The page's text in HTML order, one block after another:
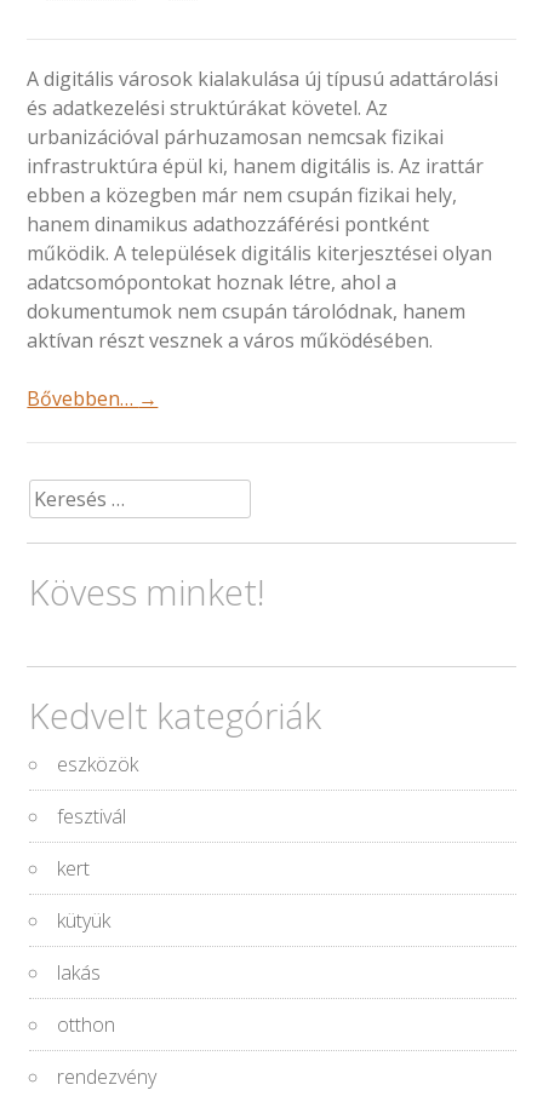
A digitális városok kialakulása új típusú adattárolási
és adatkezelési struktúrákat követel. Az
urbanizációval párhuzamosan nemcsak fizikai
infrastruktúra épül ki, hanem digitális is. Az irattár
ebben a közegben már nem csupán fizikai hely,
hanem dinamikus adathozzáférési pontként
működik. A települések digitális kiterjesztései olyan
adatcsomópontokat hoznak létre, ahol a
dokumentumok nem csupán tárolódnak, hanem
aktívan részt vesznek a város működésében.
Bővebben… →
Keresés:
Kövess minket!
Kedvelt kategóriák
eszközök
fesztivál
kert
kütyük
lakás
otthon
rendezvény